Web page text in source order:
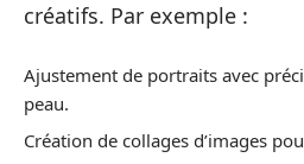
créatifs. Par exemple :
Ajustement de portraits avec
peau.
Création de collages d’images